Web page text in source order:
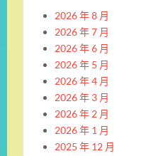
2026 年 8 月
2026 年 7 月
2026 年 6 月
2026 年 5 月
2026 年 4 月
2026 年 3 月
2026 年 2 月
2026 年 1 月
2025 年 12 月